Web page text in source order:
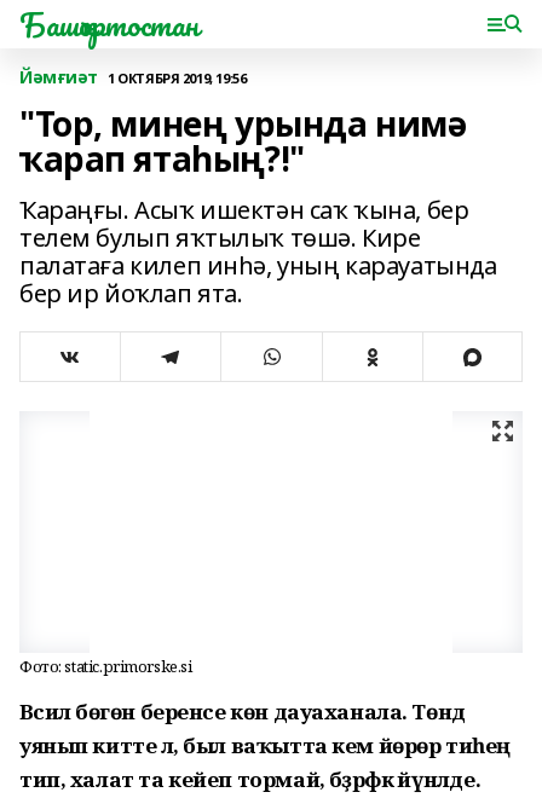
Башҡортостан
Йәмғиәт 1 ОКТЯБРЯ 2019, 19:56
"Тор, минең урында нимә
ҡарап ятаһың?!"
Ҡараңғы. Асыҡ ишектән саҡ ҡына, бер
телем булып яҡтылыҡ төшә. Кире
палатаға килеп инһә, уның карауатында
бер ир йоҡлап ята.
Фото: static.primorske.si
Вәсилә бөгөн беренсе көн дауаханала. Төндә
уянып китте лә, был ваҡытта кем йөрөр тиһең
тип, халат та кейеп тормай, бәҙрәфкә йүнәлде.